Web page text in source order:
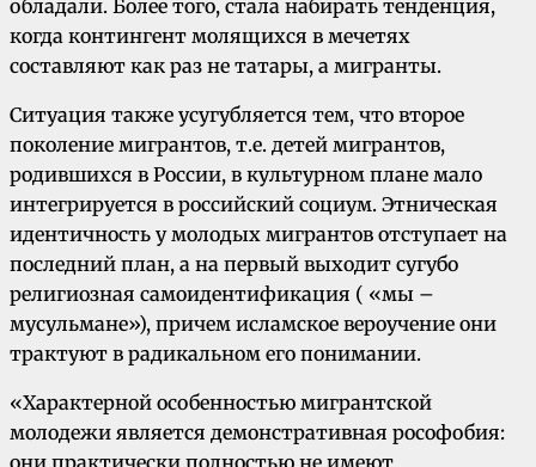
обладали. Более того, стала набирать тенденция,
когда контингент молящихся в мечетях
составляют как раз не татары, а мигранты.
Ситуация также усугубляется тем, что второе
поколение мигрантов, т.е. детей мигрантов,
родившихся в России, в культурном плане мало
интегрируется в российский социум. Этническая
идентичность у молодых мигрантов отступает на
последний план, а на первый выходит сугубо
религиозная самоидентификация ( «мы –
мусульмане»), причем исламское вероучение они
трактуют в радикальном его понимании.
«Характерной особенностью мигрантской
молодежи является демонстративная рософобия: